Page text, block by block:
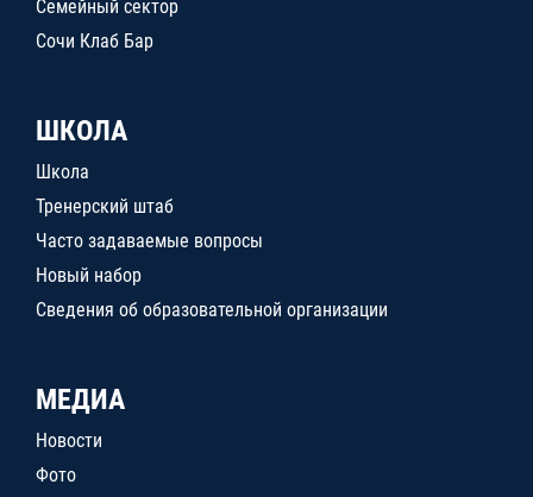
Семейный сектор
Сочи Клаб Бар
ШКОЛА
Школа
Тренерский штаб
Часто задаваемые вопросы
Новый набор
Сведения об образовательной организации
МЕДИА
Новости
Фото